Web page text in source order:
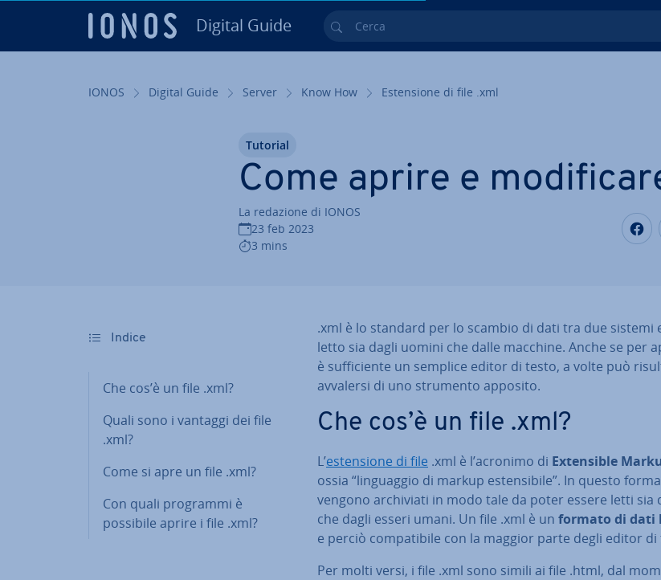
Digital Guide Cerca
IONOS Digital Guide Server Know How Esten­sio­ne di file .xml
Come aprire e
La redazione di IONOS
23 feb 2023
3 mins
Tutorial
Indice
Che cos’è un file .xml?
Quali sono i vantaggi dei file
.xml?
Come si apre un file .xml?
Con quali programmi è
possibile aprire i file .xml?
.xml è lo standard per lo scambio di dati tra due sistemi
letto sia dagli uomini che dalle macchine. Anche se per
è suf­fi­cien­te un semplice editor di testo, a volte può
avvalersi di uno strumento apposito.
Che cos’è un file .xml?
L’esten­sio­ne di file .xml è l’acronimo di Ex­ten­si­ble
ossia “lin­guag­gio di markup esten­si­bi­le”. In questo
vengono ar­chi­via­ti in modo tale da poter essere letti sia
che dagli esseri umani. Un file .xml è un formato di dati
e perciò com­pa­ti­bi­le con la maggior parte degli editor di
Per molti versi, i file .xml sono simili ai file .html, dal